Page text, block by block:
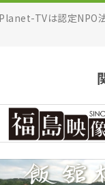
TVは認定NPO